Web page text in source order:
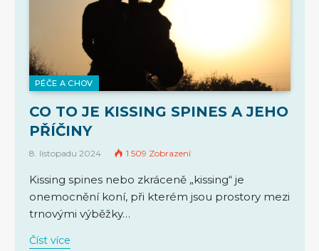
PÉČE A CHOV
CO TO JE KISSING SPINES A JEHO
PŘÍČINY
8. listopadu 2024 1 509 Zobrazení
Kissing spines nebo zkráceně „kissing“ je
onemocnění koní, při kterém jsou prostory mezi
trnovými výběžky…
Číst více